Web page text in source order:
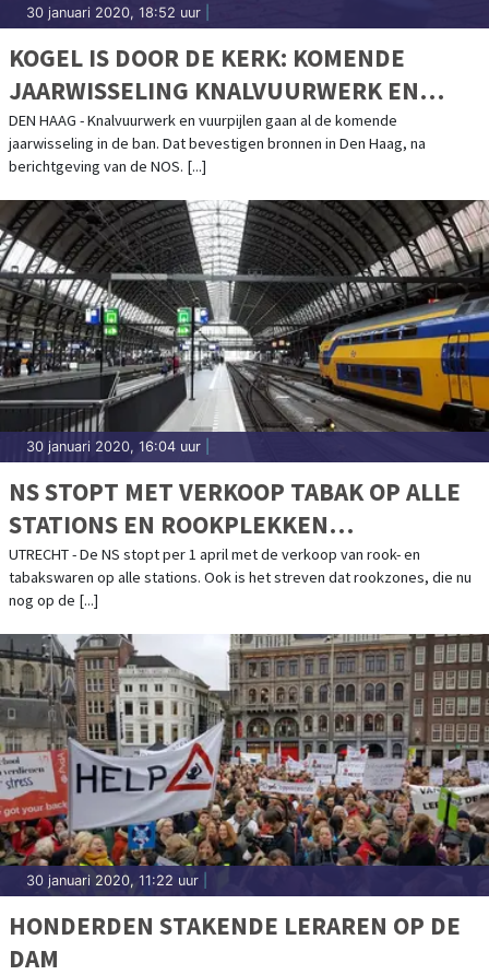
30 januari 2020, 18:52 uur
KOGEL IS DOOR DE KERK: KOMENDE
JAARWISSELING KNALVUURWERK EN
VUURPIJLEN VERBODEN
DEN HAAG - Knalvuurwerk en vuurpijlen gaan al de komende
jaarwisseling in de ban. Dat bevestigen bronnen in Den Haag, na
berichtgeving van de NOS. [...]
30 januari 2020, 16:04 uur
NS STOPT MET VERKOOP TABAK OP ALLE
STATIONS EN ROOKPLEKKEN
VERDWIJNEN
UTRECHT - De NS stopt per 1 april met de verkoop van rook- en
tabakswaren op alle stations. Ook is het streven dat rookzones, die nu
nog op de [...]
30 januari 2020, 11:22 uur
HONDERDEN STAKENDE LERAREN OP DE
DAM